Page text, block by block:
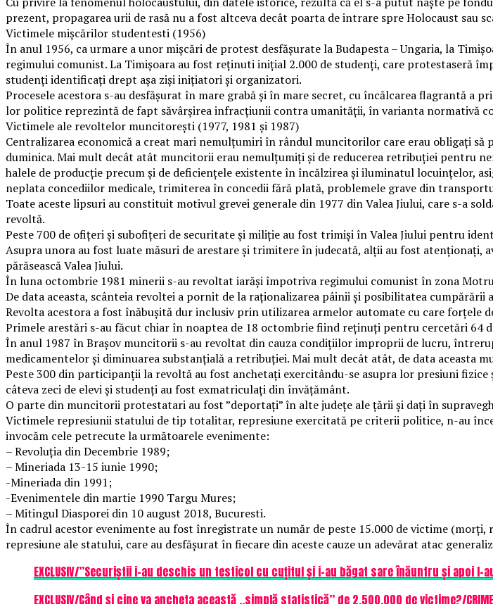
prezent, propagarea urii de rasă nu a fost altceva decât poarta de intrare spre Holocaust sau
Victimele mișcărilor studentesti (1956)
În anul 1956, ca urmare a unor mișcări de protest desfășurate la Budapesta – Ungaria, la
regimului comunist. La Timișoara au fost reținuti inițial 2.000 de studenți, care protestaseră
studenți identificați drept așa ziși inițiatori și organizatori.
Procesele acestora s-au desfășurat în mare grabă și în mare secret, cu încălcarea
lor politice reprezintă de fapt săvârșirea infracțiunii contra umanității, în varianta normativă
Victimele ale revoltelor muncitorești (1977, 1981 și 1987)
Centralizarea economică a creat mari nemulțumiri în rândul muncitorilor care erau obligați
duminica. Mai mult decât atât muncitorii erau nemulțumiți și de reducerea retribuției pentru
halele de producție precum și de deficiențele existente în încălzirea și iluminatul locuințelor,
neplata concediilor medicale, trimiterea în concedii fără plată, problemele grave din
Toate aceste lipsuri au constituit motivul grevei generale din 1977 din Valea Jiului, care s-a
revoltă.
Peste 700 de ofițeri și subofițeri de securitate și miliție au fost trimiși în Valea Jiului pentru
Asupra unora au fost luate măsuri de arestare și trimitere în judecată, alții au fost atenționați,
părăsească Valea Jiului.
În luna octombrie 1981 minerii s-au revoltat iarăși împotriva regimului comunist în zona
De data aceasta, scânteia revoltei a pornit de la raționalizarea pâinii și posibilitatea cumpărării
Revolta acestora a fost înăbușită dur inclusiv prin utilizarea armelor automate cu care
Primele arestări s-au făcut chiar în noaptea de 18 octombrie fiind reținuți pentru cercetări 64
În anul 1987 în Brașov muncitorii s-au revoltat din cauza condițiilor improprii de lucru,
medicamentelor și diminuarea substanțială a retribuției. Mai mult decât atât, de data aceasta
Peste 300 din participanții la revoltă au fost anchetați exercitându-se asupra lor presiuni
câteva zeci de elevi și studenți au fost exmatriculați din învățământ.
O parte din muncitorii protestatari au fost ”deportați” în alte județe ale țării și dați în
Victimele represiunii statului de tip totalitar, represiune exercitată pe criterii politice, n-au
invocăm cele petrecute la următoarele evenimente:
– Revoluția din Decembrie 1989;
– Mineriada 13-15 iunie 1990;
-Mineriada din 1991;
-Evenimentele din martie 1990 Targu Mures;
– Mitingul Diasporei din 10 august 2018, Bucuresti.
În cadrul acestor evenimente au fost înregistrate un număr de peste 15.000 de victime
represiune ale statului, care au desfășurat în fiecare din aceste cauze un adevărat atac
EXCLUSIV/”Securiștii i-au deschis un testicol cu cuțitul și i-au băgat sare înăuntru și apoi l-au
EXCLUSIV/Când și cine va ancheta această ,,simplă statistică” de 2.500.000 de victime?/